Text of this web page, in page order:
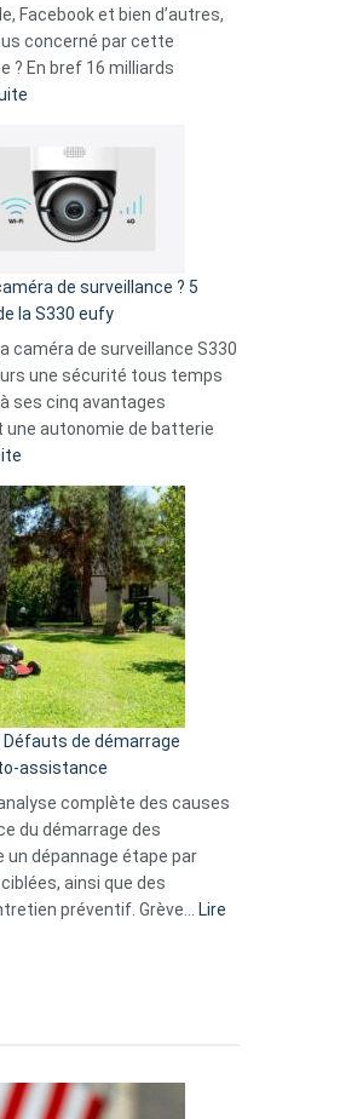
Facebook et bien d’autres,
concerné par cette
? En bref 16 milliards
record
La
fuite
16
milliards
données
menace
Facebook,
Telegram
GitHub
de surveillance ? 5
la S330 eufy
caméra de surveillance S330
une sécurité tous temps
ses cinq avantages
autonomie de batterie
choisir
une
caméra
de
surveillance
?
5
avantages
essentiels
de
la
S330
eufy
de démarrage
assistance
complète des causes
du démarrage des
dépannage étape par
ainsi que des
préventif. Grève…
Lire